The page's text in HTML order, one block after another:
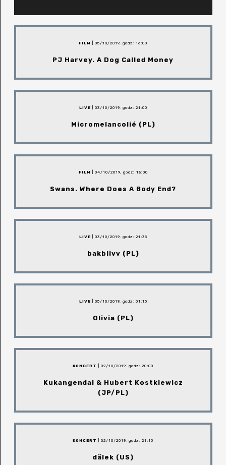
FILM | 05/10/2019, godz: 16:00
PJ Harvey. A Dog Called Money
LIVE | 03/10/2019, godz: 21:00
Micromelancolié (PL)
FILM | 04/10/2019, godz: 18:00
Swans. Where Does A Body End?
LIVE | 03/10/2019, godz: 21:35
bakblivv (PL)
LIVE | 05/10/2019, godz: 01:15
Olivia (PL)
KONCERT | 02/10/2019, godz: 20:00
Kukangendai & Hubert Kostkiewicz
(JP/PL)
KONCERT | 02/10/2019, godz: 21:15
dälek (US)